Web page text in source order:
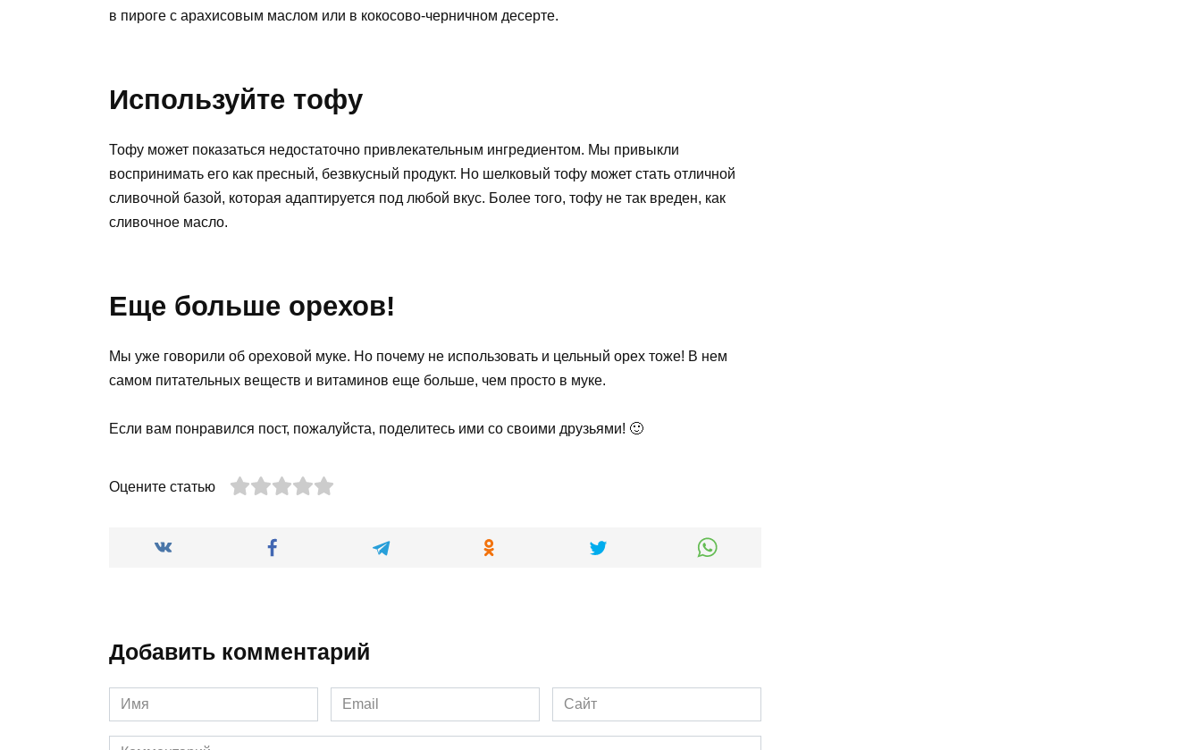
в пироге с арахисовым маслом или в кокосово-черничном десерте.
Используйте тофу
Тофу может показаться недостаточно привлекательным ингредиентом. Мы привыкли
воспринимать его как пресный, безвкусный продукт. Но шелковый тофу может стать отличной
сливочной базой, которая адаптируется под любой вкус. Более того, тофу не так вреден, как
сливочное масло.
Еще больше орехов!
Мы уже говорили об ореховой муке. Но почему не использовать и цельный орех тоже! В нем
самом питательных веществ и витаминов еще больше, чем просто в муке.
Если вам понравился пост, пожалуйста, поделитесь ими со своими друзьями! 🙂
Оцените статью
Добавить комментарий
Имя
*
Email
*
Сайт
Комментарий